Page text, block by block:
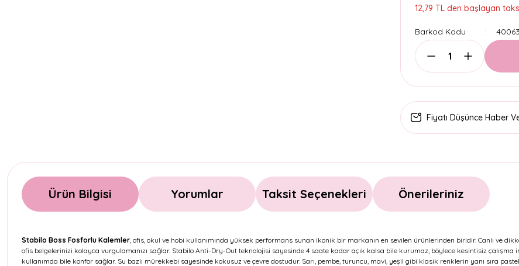
12,79 TL den başlayan
Barkod Kodu
Fiyatı Düşünce Haber
Ürün Bilgisi Yorumlar Taksit Seçenekleri Önerileriniz
Stabilo Boss Fosforlu Kalemler, ofis, okul ve hobi kullanımında yüksek performans sunan ikonik bir markanın en sevilen ürünlerinden biridir. Canlı ve
ofis belgelerinizi kolayca vurgulamanızı sağlar. Stabilo Anti-Dry-Out teknolojisi sayesinde 4 saate kadar açık kalsa bile kurumaz, böylece kesintisiz
kullanımda bile konfor sağlar. Su bazlı mürekkebi sayesinde kokusuz ve çevre dostudur. Sarı, pembe, turuncu, mavi, yeşil gibi klasik renklerin yanı sıra